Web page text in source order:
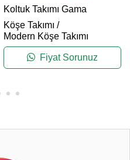
Koltuk Takımı Gama
Köşe Takımı /
Modern Köşe Takımı
Fiyat Sorunuz